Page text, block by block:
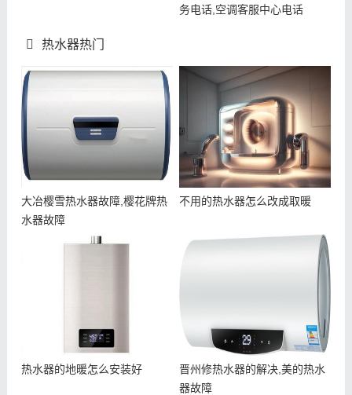
务电话,空调客服中心电话
热水器热门
大冶樱雪热水器故障,樱花牌热
水器故障
不用的热水器怎么改成取暖
热水器的地暖怎么安装好
晋州修热水器的解决,美的热水
器故障